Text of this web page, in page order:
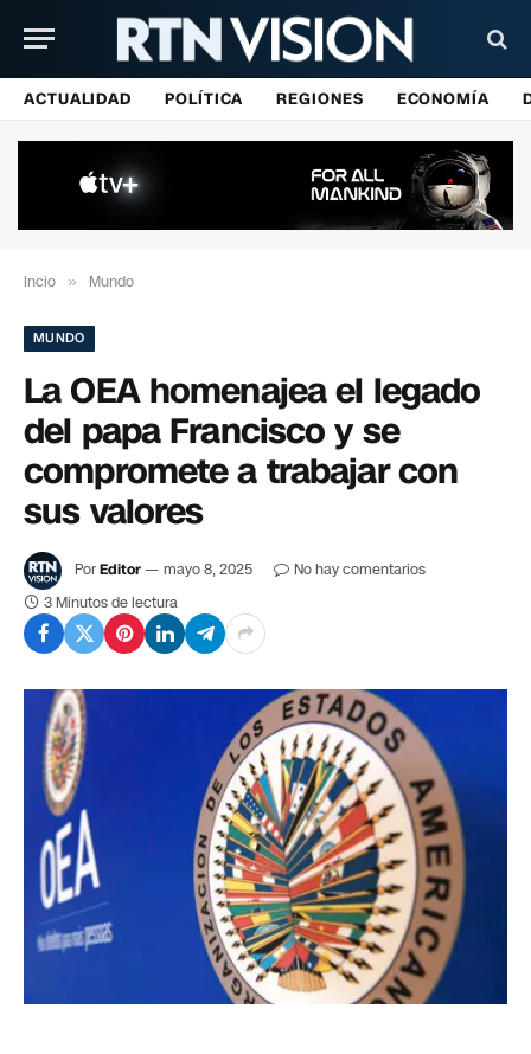
ACTUALIDAD POLÍTICA REGIONES ECONOMÍA
Incio » Mundo
MUNDO
La OEA homenajea el legado
del papa Francisco y se
compromete a trabajar con
sus valores
PorEditor mayo 8, 2025
No hay comentarios
3 Minutos de lectura